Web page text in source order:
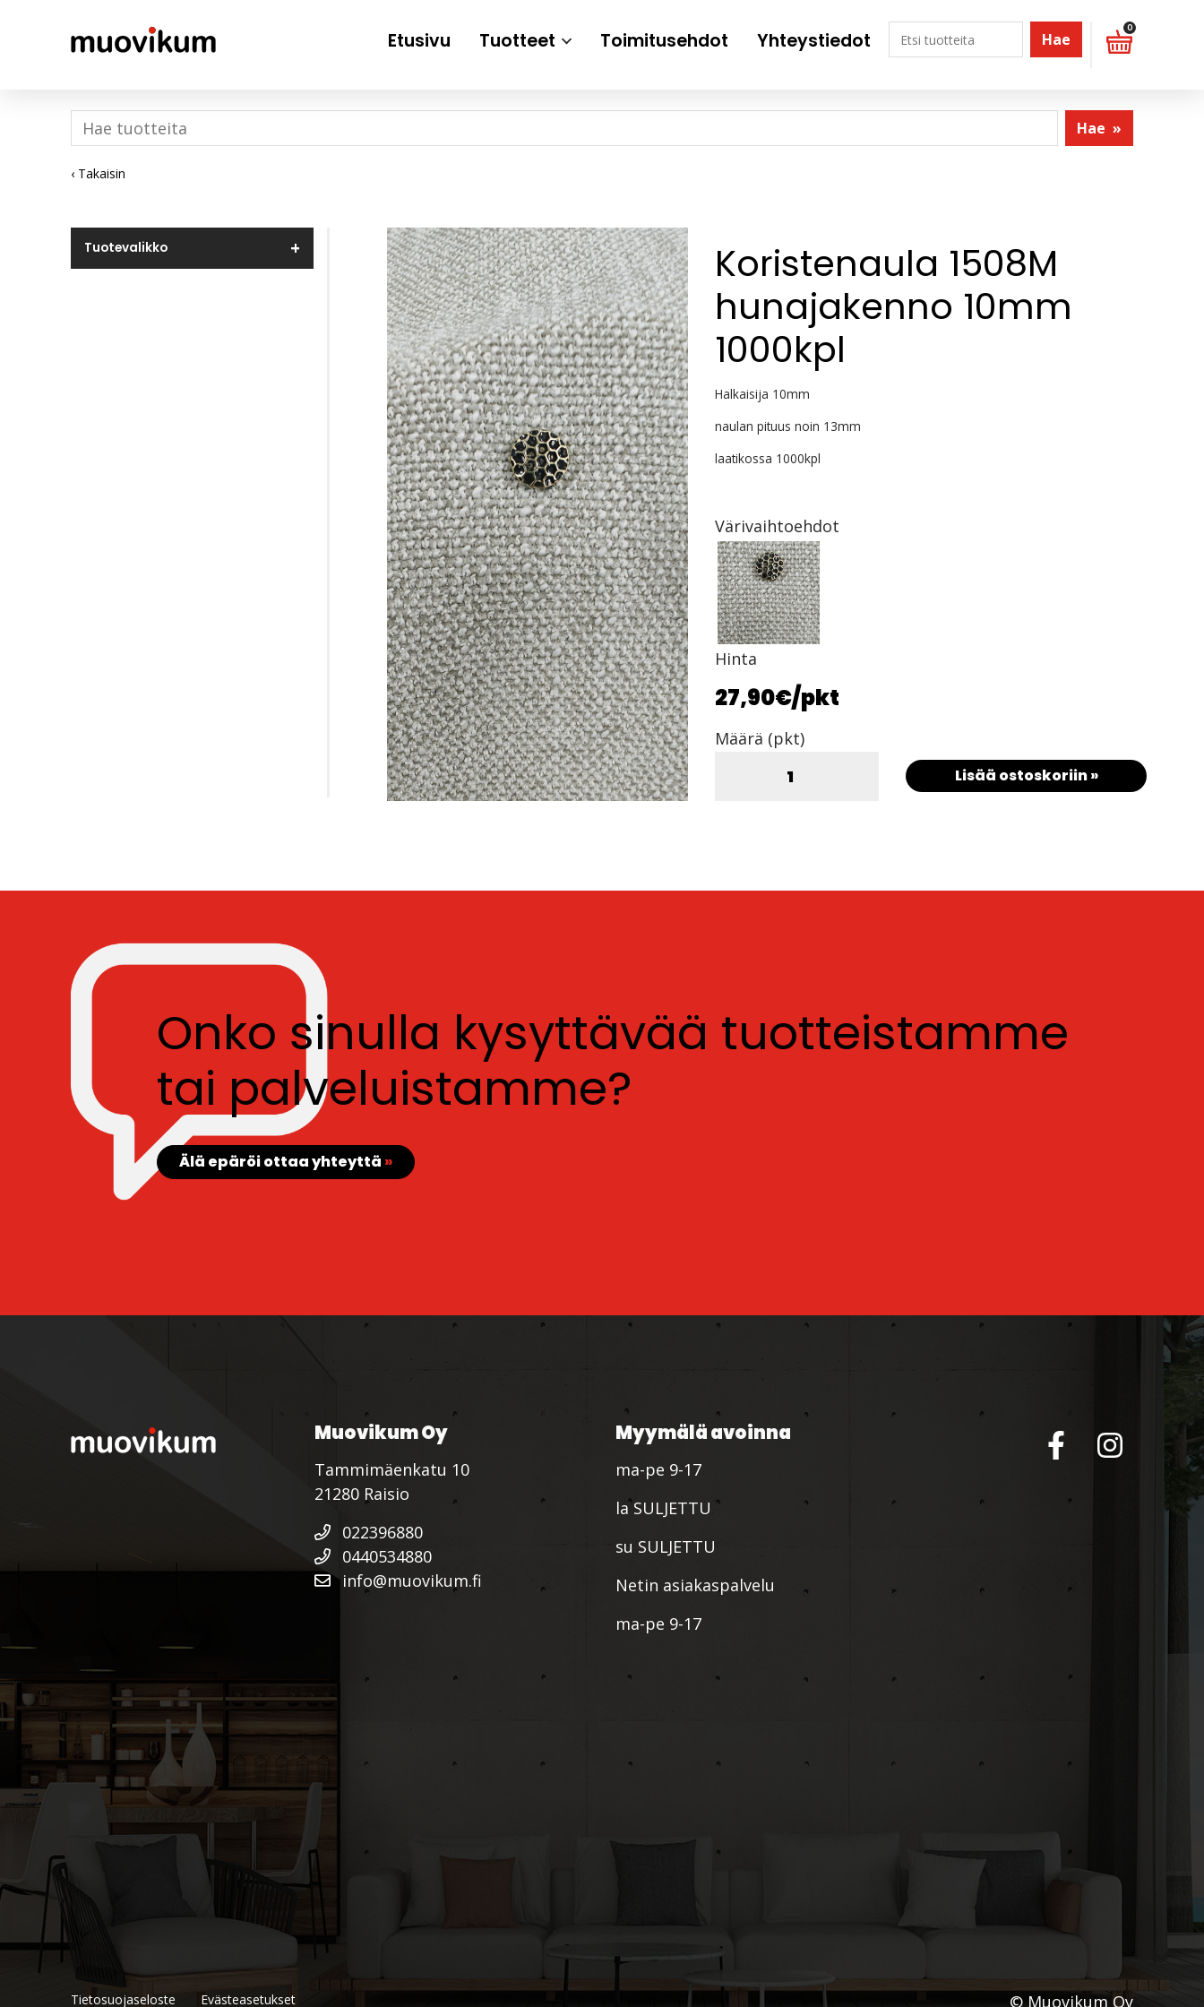
Etusivu Tuotteet Toimitusehdot Yhteystiedot Hae
0
Hae »
‹ Takaisin
Tuotevalikko
Koristenaula 1508M
hunajakenno 10mm
1000kpl
Halkaisija 10mm
naulan pituus noin 13mm
laatikossa 1000kpl
Värivaihtoehdot
Hinta
27,90€/pkt
Määrä (pkt)
Lisää ostoskoriin »
Onko sinulla kysyttävää tuotteistamme
tai palveluistamme?
Älä epäröi ottaa yhteyttä »
Muovikum Oy
Tammimäenkatu 10
21280 Raisio
022396880
0440534880
info@muovikum.fi
Myymälä avoinna
ma-pe 9-17
la SULJETTU
su SULJETTU
Netin asiakaspalvelu
ma-pe 9-17
Tietosuojaseloste Evästeasetukset © Muovikum Oy